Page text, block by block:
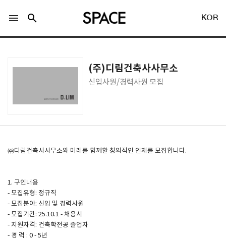
Facebook 로그인
menu search KOR
(주)디림건축사사무소
신입사원/경력사원 모집
㈜디림건축사사무소와 미래를 함께할 창의적인 인재를 모집합니다.
1. 구인내용
- 모집유형: 정규직
- 모집분야: 신입 및 경력사원
- 모집기간: 25.10.1 - 채용시
- 지원자격: 건축학전공 졸업자
- 경 력 : 0 - 5년